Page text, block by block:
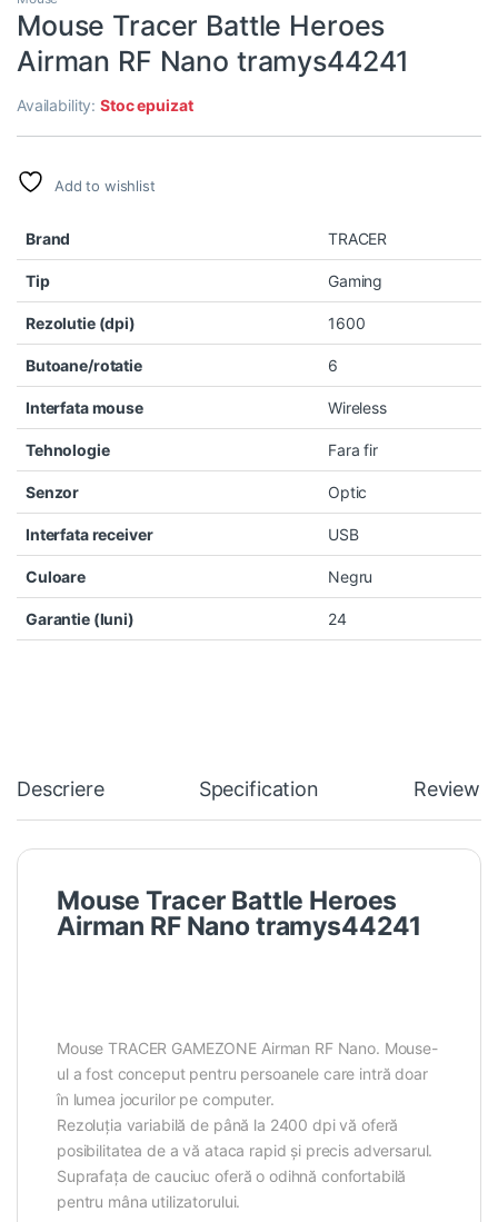
Mouse Tracer Battle Heroes
Airman RF Nano tramys44241
Availability:Stoc epuizat
Add to wishlist
Brand TRACER
Tip Gaming
Rezolutie (dpi) 1600
Butoane/rotatie 6
Interfata mouse Wireless
Tehnologie Fara fir
Senzor Optic
Interfata receiver USB
Culoare Negru
Garantie (luni) 24
Descriere Specification Reviews
Mouse Tracer Battle Heroes
Airman RF Nano tramys44241
Mouse TRACER GAMEZONE Airman RF Nano. Mouse-
ul a fost conceput pentru persoanele care intră doar
în lumea jocurilor pe computer.
Rezoluția variabilă de până la 2400 dpi vă oferă
posibilitatea de a vă ataca rapid și precis adversarul.
Suprafața de cauciuc oferă o odihnă confortabilă
pentru mâna utilizatorului.